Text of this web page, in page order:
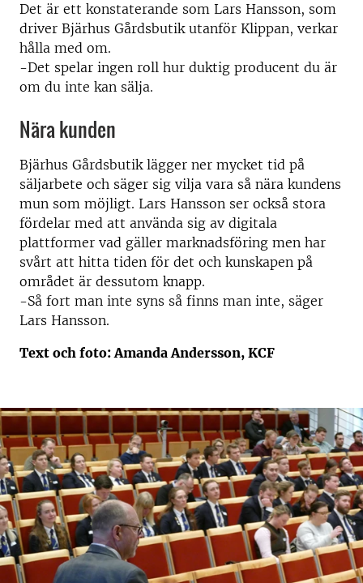
Det är ett konstaterande som Lars Hansson, som
driver Bjärhus Gårdsbutik utanför Klippan, verkar
hålla med om.
-Det spelar ingen roll hur duktig producent du är
om du inte kan sälja.
Nära kunden
Bjärhus Gårdsbutik lägger ner mycket tid på
säljarbete och säger sig vilja vara så nära kundens
mun som möjligt. Lars Hansson ser också stora
fördelar med att använda sig av digitala
plattformer vad gäller marknadsföring men har
svårt att hitta tiden för det och kunskapen på
området är dessutom knapp.
-Så fort man inte syns så finns man inte, säger
Lars Hansson.
Text och foto: Amanda Andersson, KCF